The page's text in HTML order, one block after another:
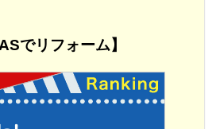
でリフォーム】